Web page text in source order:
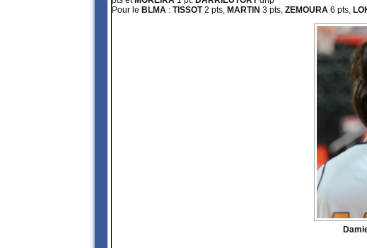
Pour le BLMA : TISSOT2 pts, MARTIN 3 pts, ZEMOURA 6 pts,